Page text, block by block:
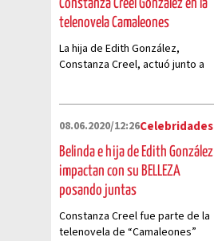
Constanza Creel González en la
telenovela Camaleones
La hija de Edith González,
Constanza Creel, actuó junto a
08.06.2020/12:26Celebridades
Belinda e hija de Edith González
impactan con su BELLEZA
posando juntas
Constanza Creel fue parte de la
telenovela de “Camaleones”